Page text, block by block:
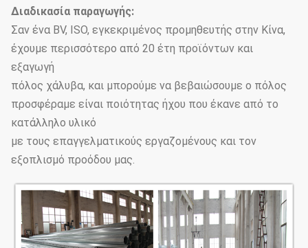
Διαδικασία παραγωγής:
Σαν ένα BV, ISO, εγκεκριμένος προμηθευτής στην Κίνα,
έχουμε περισσότερο από 20 έτη προϊόντων και
εξαγωγή
πόλος χάλυβα, και μπορούμε να βεβαιώσουμε ο πόλος
προσφέραμε είναι ποιότητας ήχου που έκανε από το
κατάλληλο υλικό
με τους επαγγελματικούς εργαζομένους και τον
εξοπλισμό προόδου μας.